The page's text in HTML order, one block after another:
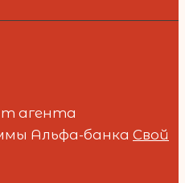
агента
Альфа-банка Свой